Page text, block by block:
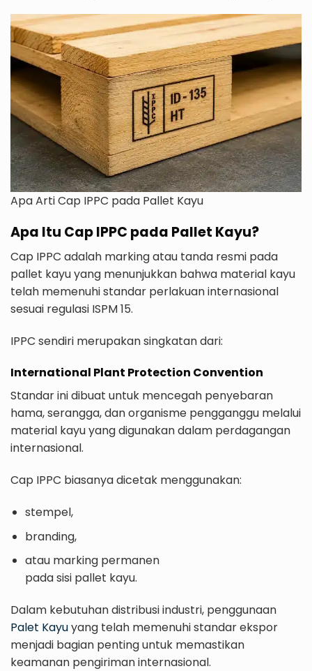
Apa Arti Cap IPPC pada Pallet Kayu
Apa Itu Cap IPPC pada Pallet Kayu?
Cap IPPC adalah marking atau tanda resmi pada
pallet kayu yang menunjukkan bahwa material kayu
telah memenuhi standar perlakuan internasional
sesuai regulasi ISPM 15.
IPPC sendiri merupakan singkatan dari:
International Plant Protection Convention
Standar ini dibuat untuk mencegah penyebaran
hama, serangga, dan organisme pengganggu melalui
material kayu yang digunakan dalam perdagangan
internasional.
Cap IPPC biasanya dicetak menggunakan:
stempel,
branding,
atau marking permanen
pada sisi pallet kayu.
Dalam kebutuhan distribusi industri, penggunaan
Palet Kayuyang telah memenuhi standar ekspor
menjadi bagian penting untuk memastikan
keamanan pengiriman internasional.